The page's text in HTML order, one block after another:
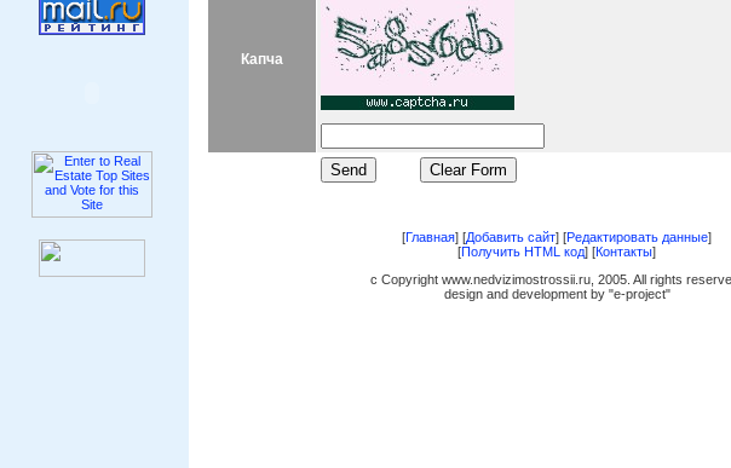
Капча
[Главная] [Добавить сайт] [Редактировать данные]
[Получить HTML код] [Контакты]
c Copyright www.nedvizimostrossii.ru, 2005. All rights
design and development by "e-project"